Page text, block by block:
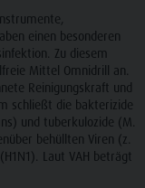
einen besonderen
Zu diesem
Mittel Omnidrill an.
Reinigungskraft und
schließt die bakterizide
und tuberkulozide (M.
behüllten Viren (z.
Laut VAH beträgt